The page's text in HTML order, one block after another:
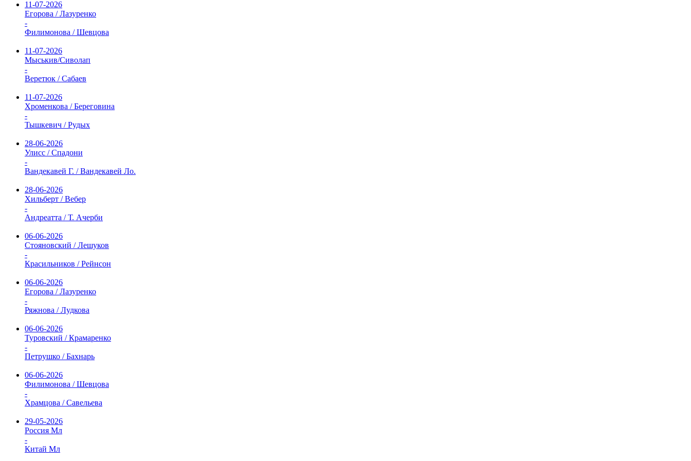
11-07-2026
Егорова / Лазуренко
-
Филимонова / Шевцова
11-07-2026
Мыськив/Сиволап
-
Веретюк / Сабаев
11-07-2026
Хроменкова / Береговина
-
Тышкевич / Рудых
28-06-2026
Улисс / Спадони
-
Вандекавей Г. / Вандекавей Ло.
28-06-2026
Хильберт / Вебер
-
Андреатта / Т. Ачерби
06-06-2026
Стояновский / Лешуков
-
Красильников / Рейнсон
06-06-2026
Егорова / Лазуренко
-
Ряжнова / Лудкова
06-06-2026
Туровский / Крамаренко
-
Петрушко / Бахнарь
06-06-2026
Филимонова / Шевцова
-
Храмцова / Савельева
29-05-2026
Россия Мл
-
Китай Мл